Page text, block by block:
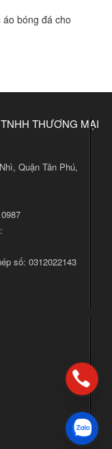
áo bóng đá cho
THƯƠNG MẠI
Quận Tân Phú,
:
số: 0312022143